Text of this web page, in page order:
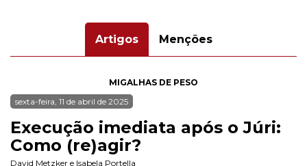
Artigos Menções
MIGALHAS DE PESO
sexta-feira, 11 de abril de 2025
Execução imediata após o Júri:
Como (re)agir?
David Metzker e Isabela Portella